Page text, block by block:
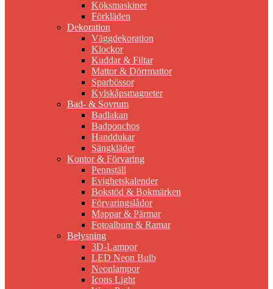
Köksmaskiner
Förkläden
Dekoration
Väggdekoration
Klockor
Kuddar & Filtar
Mattor & Dörrmattor
Sparbössor
Kylskåpsmagneter
Bad- & Sovrum
Badlakan
Badponchos
Handdukar
Sängkläder
Kontor & Förvaring
Pennställ
Evighetskalender
Bokstöd & Bokmärken
Förvaringslådor
Mappar & Pärmar
Fotoalbum & Ramar
Belysning
3D-Lampor
LED Neon Bulb
Neonlampor
Icons Light